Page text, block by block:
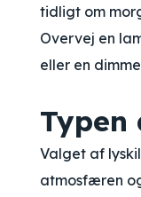
tidligt om
Overvej en
eller en
Typen
Valget af
atmosfæren